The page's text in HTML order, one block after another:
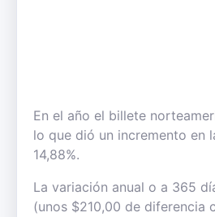
En el año el billete
lo que dió un incremento en
14,88%.
La variación anual o a 365
(unos $210,00 de diferencia